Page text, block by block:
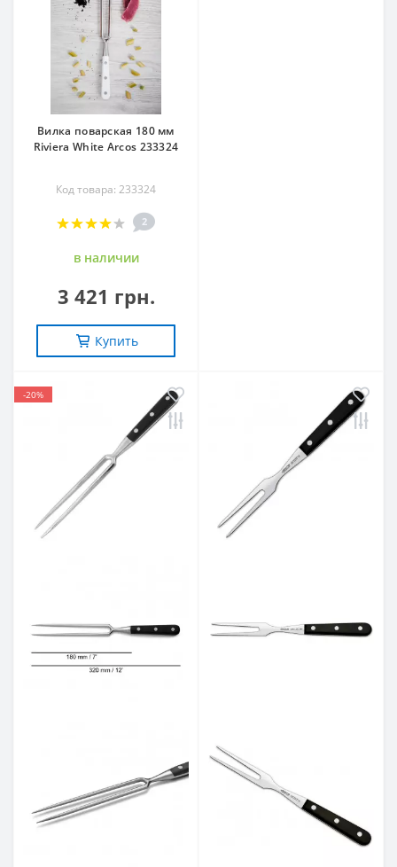
Вилка поварская 180 мм
Riviera White Arcos 233324
Код товара: 233324
2
в наличии
3 421 грн.
Купить
-20%